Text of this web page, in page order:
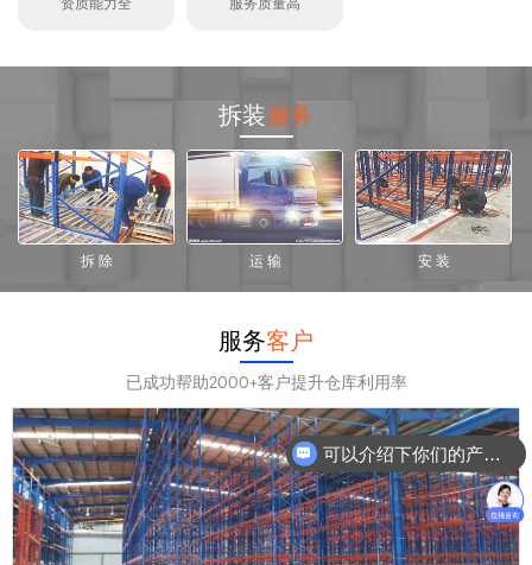
拆装服务
拆 除 运 输 安 装
服务客户
已成功帮助2000+客户提升仓库利用率
可以介绍下你们的产品么？